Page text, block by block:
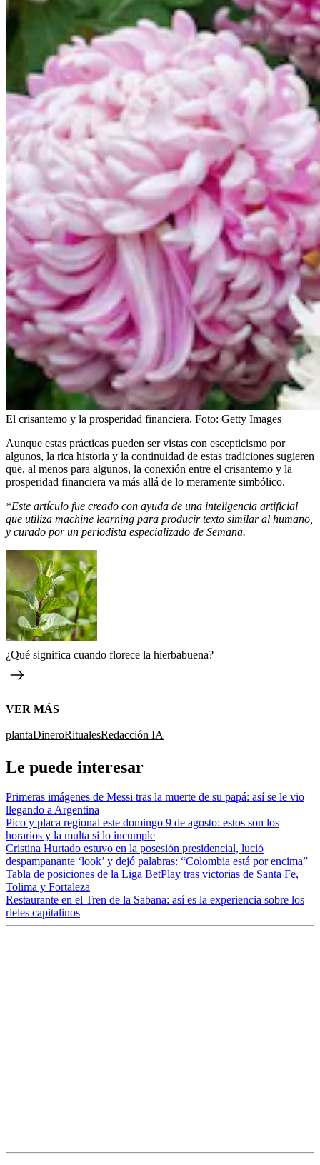
El crisantemo y la prosperidad financiera. Foto: Getty Images
Aunque estas prácticas pueden ser vistas con escepticismo por
algunos, la rica historia y la continuidad de estas tradiciones sugieren
que, al menos para algunos, la conexión entre el crisantemo y la
prosperidad financiera va más allá de lo meramente simbólico.
*Este artículo fue creado con ayuda de una inteligencia artificial
que utiliza machine learning para producir texto similar al humano,
y curado por un periodista especializado de Semana.
¿Qué significa cuando florece la hierbabuena?
VER MÁS
plantaDineroRitualesRedacción IA
Le puede interesar
Primeras imágenes de Messi tras la muerte de su papá: así se le vio
llegando a Argentina
Pico y placa regional este domingo 9 de agosto: estos son los
horarios y la multa si lo incumple
Cristina Hurtado estuvo en la posesión presidencial, lució
despampanante ‘look’ y dejó palabras: “Colombia está por encima”
Tabla de posiciones de la Liga BetPlay tras victorias de Santa Fe,
Tolima y Fortaleza
Restaurante en el Tren de la Sabana: así es la experiencia sobre los
rieles capitalinos